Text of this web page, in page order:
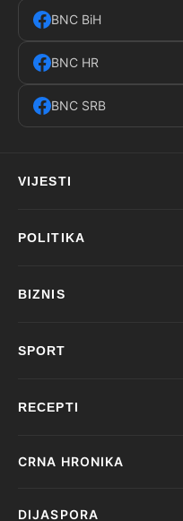
BNC BiH
BNC HR
BNC SRB
VIJESTI
POLITIKA
BIZNIS
SPORT
RECEPTI
CRNA HRONIKA
DIJASPORA